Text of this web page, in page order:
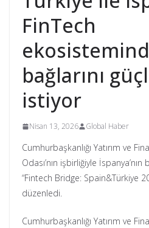
FinTech
bağlarını
istiyor
Nisan 13, 2026 Global Haber
Cumhurbaşkanlığı Yatırım ve
Odası’nın işbirliğiyle
“Fintech Bridge: Spain&Türkiye
düzenledi.
Cumhurbaşkanlığı Yatırım ve